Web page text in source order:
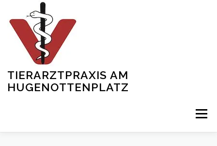
springen
TIERARZTPRAXIS AM
HUGENOTTENPLATZ
Menü